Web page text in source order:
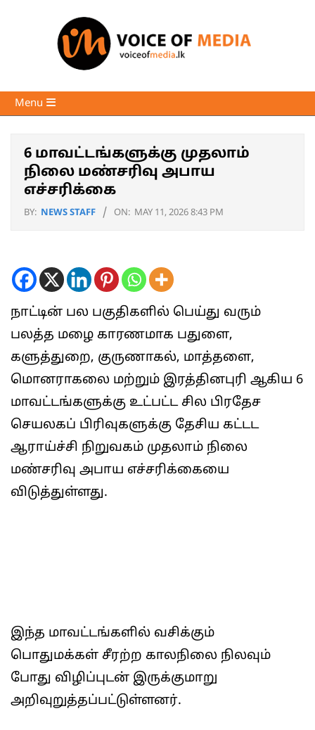
Voice
of
Primary
Navigation
Menu
6 மாவட்டங்களுக்கு முதலாம்
நிலை மண்சரிவு அபாய
எச்சரிக்கை
BY: NEWS STAFF ON: MAY 11, 2026 8:43 PM
நாட்டின் பல பகுதிகளில் பெய்து வரும்
பலத்த மழை காரணமாக பதுளை,
களுத்துறை, குருணாகல், மாத்தளை,
மொனராகலை மற்றும் இரத்தினபுரி ஆகிய 6
மாவட்டங்களுக்கு உட்பட்ட சில பிரதேச
செயலகப் பிரிவுகளுக்கு தேசிய கட்டட
ஆராய்ச்சி நிறுவகம் முதலாம் நிலை
மண்சரிவு அபாய எச்சரிக்கையை
விடுத்துள்ளது.
இந்த மாவட்டங்களில் வசிக்கும்
பொதுமக்கள் சீரற்ற காலநிலை நிலவும்
போது விழிப்புடன் இருக்குமாறு
அறிவுறுத்தப்பட்டுள்ளனர்.